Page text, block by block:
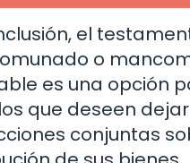
el
o
es una opción
que deseen dejar
conjuntas